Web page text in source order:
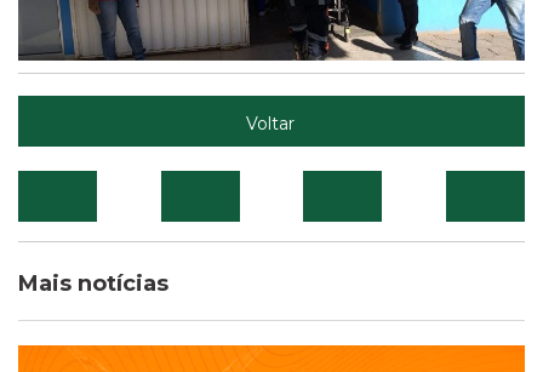
Voltar
Mais notícias